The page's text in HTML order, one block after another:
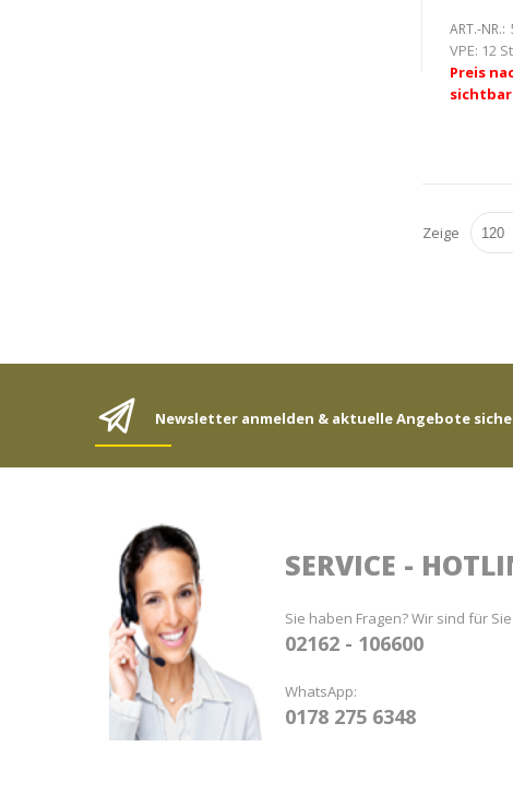
ART.-NR.:
VPE: 12 St
Preis
Zeige
Newsletter anmelden & aktuelle Angebote
SERVICE -
Sie haben Fragen? Wir sind für
02162 - 106600
WhatsApp:
0178 275 6348